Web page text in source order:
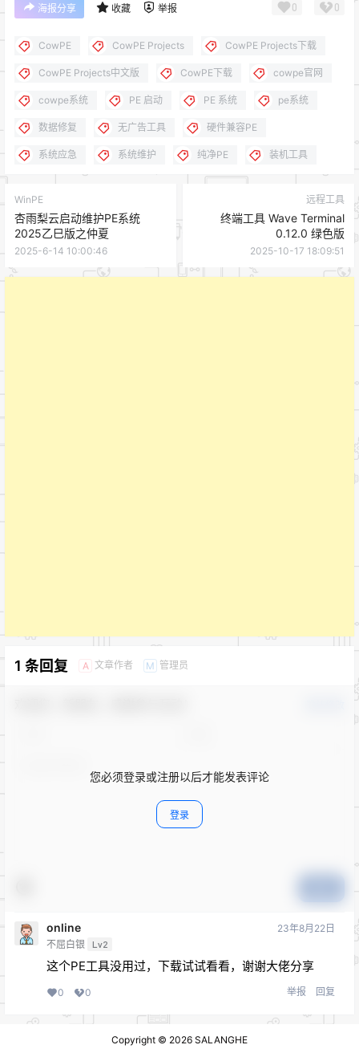
海报分享 收藏 举报 0 0
CowPE CowPE Projects CowPE Projects下载
CowPE Projects中文版 CowPE下载 cowpe官网
cowpe系统 PE 启动 PE 系统 pe系统
数据修复 无广告工具 硬件兼容PE
系统应急 系统维护 纯净PE 装机工具
WinPE
杏雨梨云启动维护PE系统
2025乙巳版之仲夏
2025-6-14 10:00:46
远程工具
终端工具 Wave Terminal
0.12.0 绿色版
2025-10-17 18:09:51
1 条回复 A 文章作者 M 管理员
您必须登录或注册以后才能发表评论
登录
online
不屈白银 Lv2
23年8月22日
这个PE工具没用过，下载试试看看，谢谢大佬分享
0 0 举报 回复
Copyright © 2026 SALANGHE